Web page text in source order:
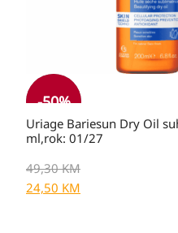
-50%
Uriage Bariesun Dry Oil
ml,rok: 01/27
49,30KM
24,50 KM